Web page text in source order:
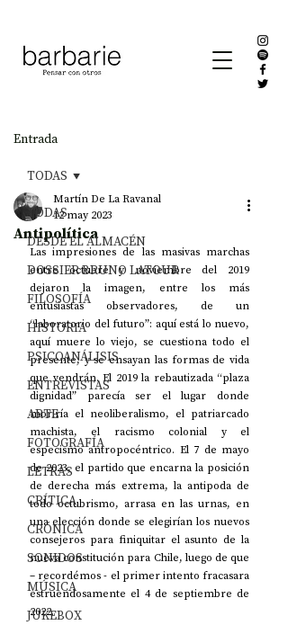
Entrada
TODAS
DESDE EL ALMACÉN
DOSSIER BRUNO LATOUR
FILOSOFÍA
HISTORIA
PSICOANÁLISIS
ENTREVISTAS
ARTE
FOTOGRAFÍA
LETRAS
CRÍTICA
CRÓNICA
SONIDOS
MÚSICA
JUKEBOX
TODAS
Antipolítica
Martín De La Ravanal
12 may 2023
Las impresiones de las masivas marchas
entre octubre y noviembre del 2019
dejaron la imagen, entre los más
entusiastas observadores, de un
“laboratorio del futuro”: aquí está lo nuevo,
aquí muere lo viejo, se cuestiona todo el
presente, y se ensayan las formas de vida
que vendrán. El 2019 la rebautizada “plaza
dignidad” parecía ser el lugar donde
moriría el neoliberalismo, el patriarcado
machista, el racismo colonial y el
especismo antropocéntrico. El 7 de mayo
de 2023, el partido que encarna la posición
de derecha más extrema, la antipoda de
todo octubrismo, arrasa en las urnas, en
una elección donde se elegirían los nuevos
consejeros para finiquitar el asunto de la
nueva constitución para Chile, luego de que
– recordémos - el primer intento fracasara
estruendosamente el 4 de septiembre de
2022.